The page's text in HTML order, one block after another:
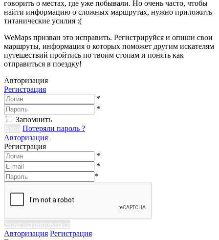
говорить о местах, где уже побывали. Но очень часто, чтобы
найти информацию о сложных маршрутах, нужно приложить
титанические усилия :(
WeMaps призван это исправить. Регистрируйся и опиши свои
маршруты, информация о которых поможет другим искателям
путешествий пройтись по твоим стопам и понять как
отправиться в поездку!
Авторизация
Регистрация
*
*
Запомнить
Вход
Потеряли пароль ?
Авторизация
Регистрация
*
*
*
Зарегистрироваться
Авторизация Регистрация